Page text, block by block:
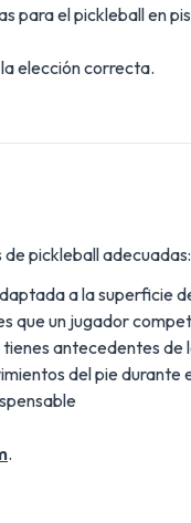
para el pickleball en
elección correcta.
pickleball adecuadas:
a la superficie
que un jugador
antecedentes de
del pie durante
.